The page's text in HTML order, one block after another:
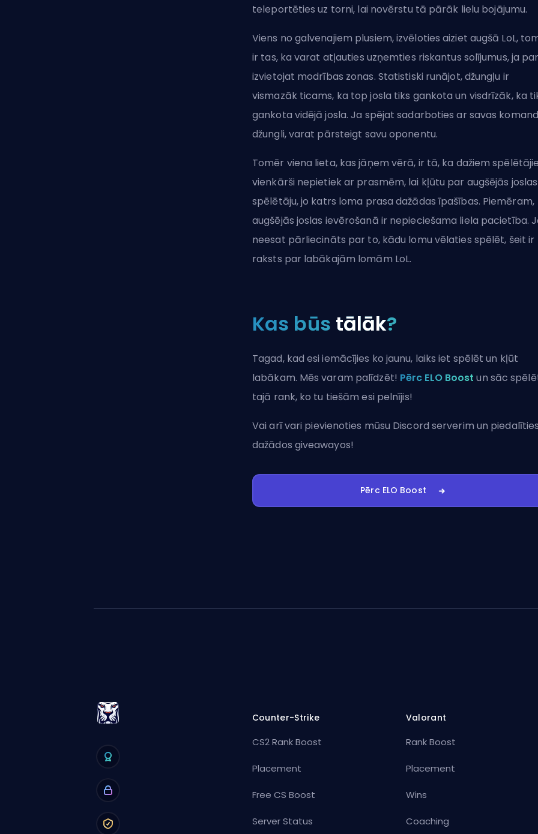
teleportēties uz torni, lai novērstu tā pārāk lielu bojājumu.
Viens no galvenajiem plusiem, izvēloties aiziet augšā LoL,
ir tas, ka varat atļauties uzņemties riskantus solījumus, ja
izvietojat modrības zonas. Statistiski runājot, džungļu ir
vismazāk ticams, ka top josla tiks gankota un visdrīzāk, ka
gankota vidējā josla. Ja spējat sadarboties ar savas
džungli, varat pārsteigt savu oponentu.
Tomēr viena lieta, kas jāņem vērā, ir tā, ka dažiem
vienkārši nepietiek ar prasmēm, lai kļūtu par augšējās joslas
spēlētāju, jo katrs loma prasa dažādas īpašības. Piemēram,
augšējās joslas ievērošanā ir nepieciešama liela pacietība.
neesat pārliecināts par to, kādu lomu vēlaties spēlēt, šeit ir
raksts par labākajām lomām LoL.
Kas būs tālāk?
Tagad, kad esi iemācījies ko jaunu, laiks iet spēlēt un kļūt
labākam. Mēs varam palīdzēt! Pērc ELO Boost un sāc
tajā rank, ko tu tiešām esi pelnījis!
Vai arī vari pievienoties mūsu Discord serverim un
dažādos giveawayos!
Pērc ELO Boost
Counter-Strike
CS2 Rank Boost
Placement
Free CS Boost
Server Status
Valorant
Rank Boost
Placement
Wins
Coaching